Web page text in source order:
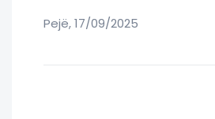
Pejë, 17/09/2025